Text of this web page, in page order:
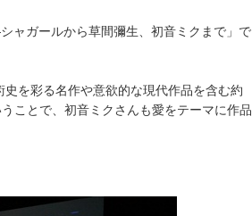
ャガールから草間彌生、初音ミクまで」で
を彩る名作や意欲的な現代作品を含む約
ことで、初音ミクさんも愛をテーマに作品